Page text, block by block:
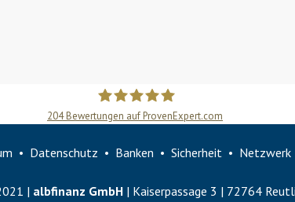
204Bewertungen auf ProvenExpert.com
Datenschutz Banken Sicherheit Netzwerk
| albfinanz GmbH| Kaiserpassage 3 | 72764